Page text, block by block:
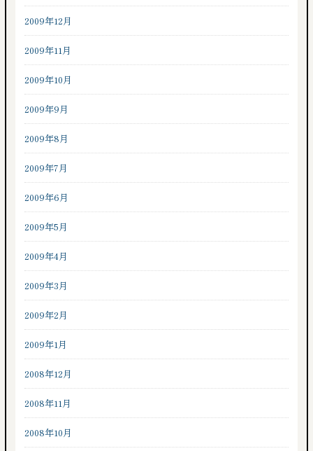
2009年12月
2009年11月
2009年10月
2009年9月
2009年8月
2009年7月
2009年6月
2009年5月
2009年4月
2009年3月
2009年2月
2009年1月
2008年12月
2008年11月
2008年10月